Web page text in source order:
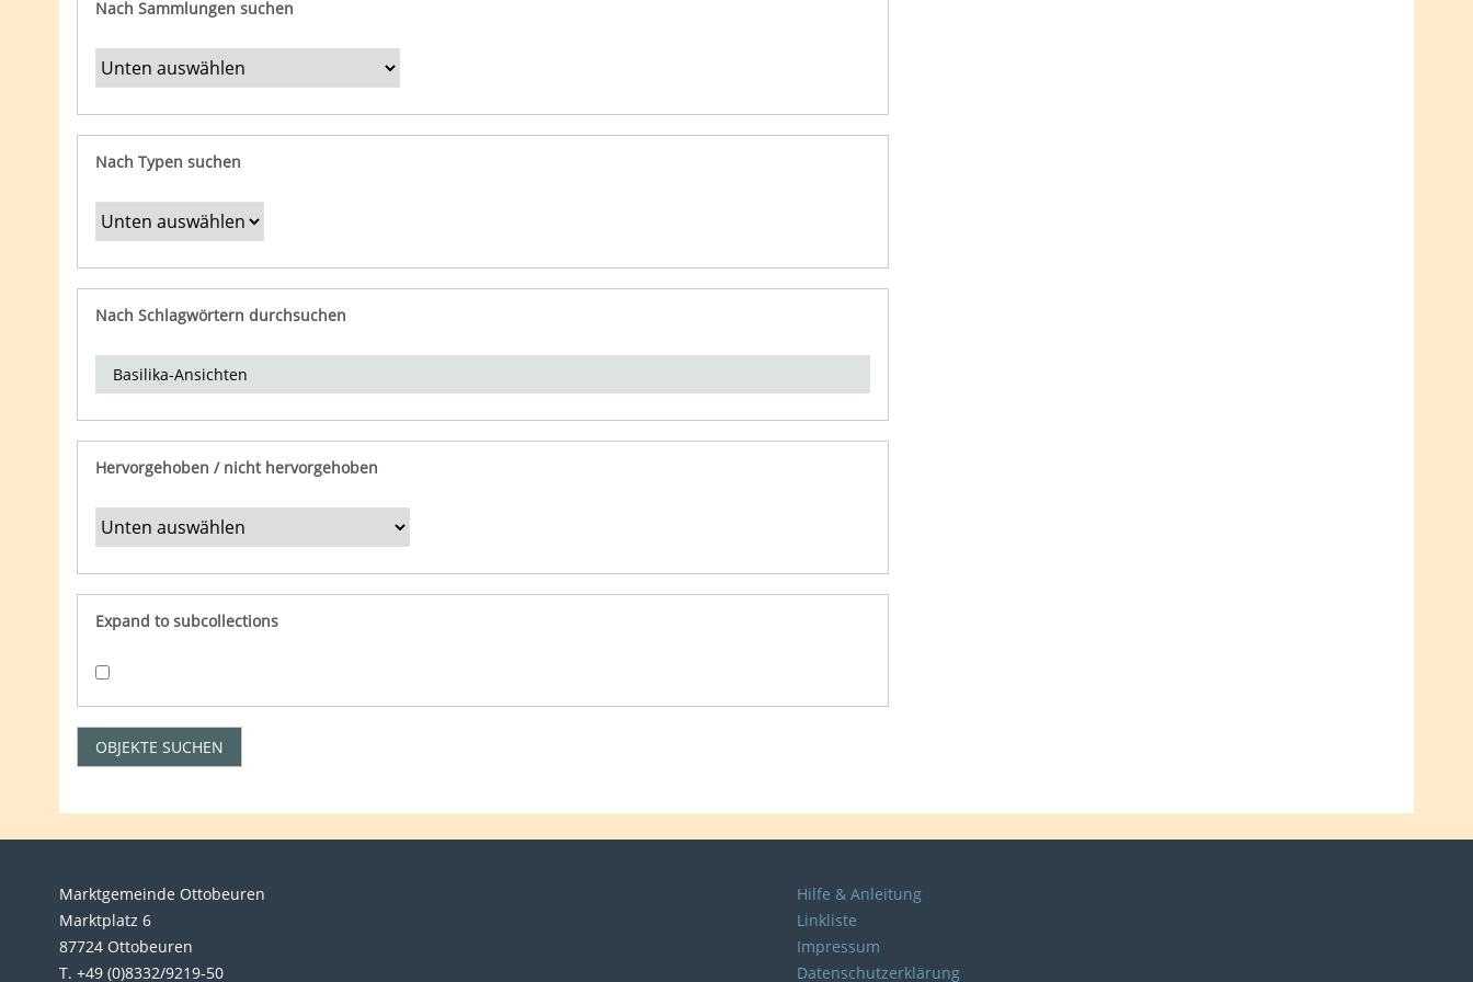
Nach Sammlungen suchen
Nach Typen suchen
Nach Schlagwörtern durchsuchen
Hervorgehoben / nicht hervorgehoben
Expand to subcollections
Marktgemeinde Ottobeuren
Marktplatz 6
87724 Ottobeuren
T. +49 (0)8332/9219-50
Hilfe & Anleitung
Linkliste
Impressum
Datenschutzerklärung